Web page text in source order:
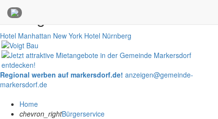
Anzeigen
Hotel Manhattan New York Hotel Nürnberg
Regional werben auf markersdorf.de! anzeigen@gemeinde-
markersdorf.de
Home
chevron_rightBürgerservice